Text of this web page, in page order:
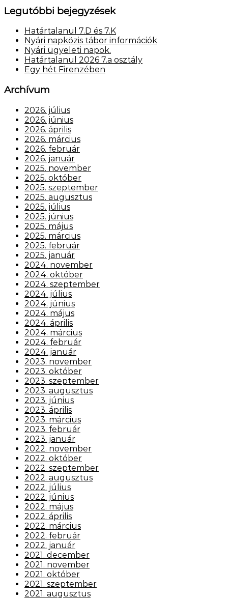
Legutóbbi bejegyzések
Határtalanul 7.D és 7.K
Nyári napközis tábor információk
Nyári ügyeleti napok.
Határtalanul 2026 7.a osztály
Egy hét Firenzében
Archívum
2026. július
2026. június
2026. április
2026. március
2026. február
2026. január
2025. november
2025. október
2025. szeptember
2025. augusztus
2025. július
2025. június
2025. május
2025. március
2025. február
2025. január
2024. november
2024. október
2024. szeptember
2024. július
2024. június
2024. május
2024. április
2024. március
2024. február
2024. január
2023. november
2023. október
2023. szeptember
2023. augusztus
2023. június
2023. április
2023. március
2023. február
2023. január
2022. november
2022. október
2022. szeptember
2022. augusztus
2022. július
2022. június
2022. május
2022. április
2022. március
2022. február
2022. január
2021. december
2021. november
2021. október
2021. szeptember
2021. augusztus